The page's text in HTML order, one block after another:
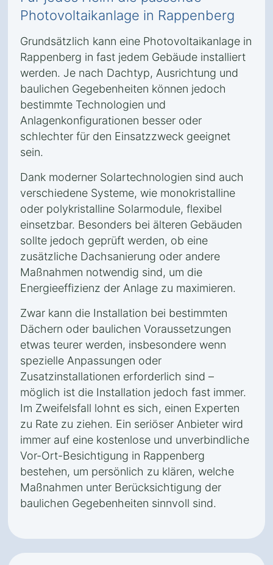
Photovoltaikanlage in Rappenberg
Grundsätzlich kann eine Photovoltaikanlage in
Rappenberg in fast jedem Gebäude installiert
werden. Je nach Dachtyp, Ausrichtung und
baulichen Gegebenheiten können jedoch
bestimmte Technologien und
Anlagenkonfigurationen besser oder
schlechter für den Einsatzzweck geeignet
sein.
Dank moderner Solartechnologien sind auch
verschiedene Systeme, wie monokristalline
oder polykristalline Solarmodule, flexibel
einsetzbar. Besonders bei älteren Gebäuden
sollte jedoch geprüft werden, ob eine
zusätzliche Dachsanierung oder andere
Maßnahmen notwendig sind, um die
Energieeffizienz der Anlage zu maximieren.
Zwar kann die Installation bei bestimmten
Dächern oder baulichen Voraussetzungen
etwas teurer werden, insbesondere wenn
spezielle Anpassungen oder
Zusatzinstallationen erforderlich sind –
möglich ist die Installation jedoch fast immer.
Im Zweifelsfall lohnt es sich, einen Experten
zu Rate zu ziehen. Ein seriöser Anbieter wird
immer auf eine kostenlose und unverbindliche
Vor-Ort-Besichtigung in Rappenberg
bestehen, um persönlich zu klären, welche
Maßnahmen unter Berücksichtigung der
baulichen Gegebenheiten sinnvoll sind.